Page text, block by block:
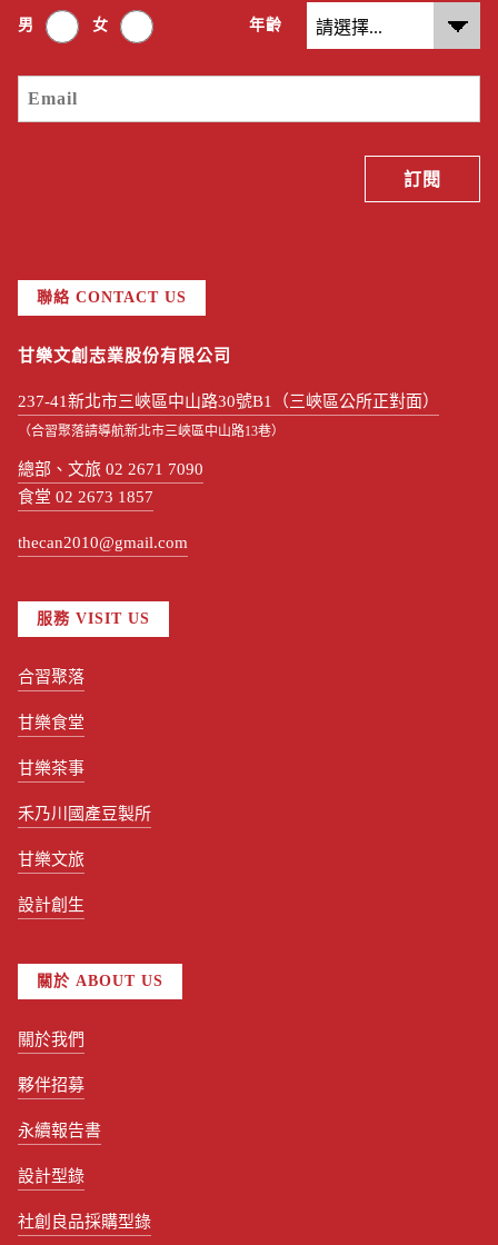
男 女 年齡
聯絡 CONTACT US
甘樂文創志業股份有限公司
237-41新北市三峽區中山路30號B1（三峽區公所正對面）
（合習聚落請導航新北市三峽區中山路13巷）
總部、文旅 02 2671 7090
食堂 02 2673 1857
thecan2010@gmail.com
服務 VISIT US
合習聚落
甘樂食堂
甘樂茶事
禾乃川國產豆製所
甘樂文旅
設計創生
關於 ABOUT US
關於我們
夥伴招募
永續報告書
設計型錄
社創良品採購型錄